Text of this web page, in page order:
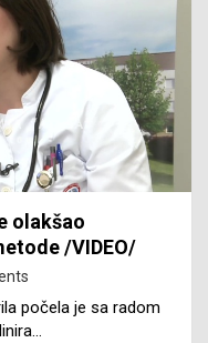
olakšao
/VIDEO/
počela je sa radom